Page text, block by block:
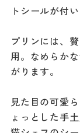
トシールが付
プリンには、
用。なめらか
がります。
見た目の可愛
ょっとした手